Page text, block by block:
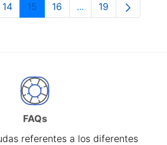
intermedias Use TAB para
Página
14 Página
15 Página
16 ...PáginasPágina
19
FAQs
referentes a los diferentes